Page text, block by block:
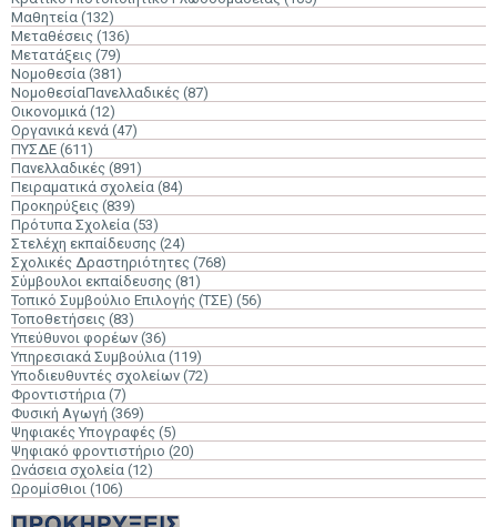
Μαθητεία (132)
Μεταθέσεις (136)
Μετατάξεις (79)
Νομοθεσία (381)
ΝομοθεσίαΠανελλαδικές (87)
Οικονομικά (12)
Οργανικά κενά (47)
ΠΥΣΔΕ (611)
Πανελλαδικές (891)
Πειραματικά σχολεία (84)
Προκηρύξεις (839)
Πρότυπα Σχολεία (53)
Στελέχη εκπαίδευσης (24)
Σχολικές Δραστηριότητες (768)
Σύμβουλοι εκπαίδευσης (81)
Τοπικό Συμβούλιο Επιλογής (ΤΣΕ) (56)
Τοποθετήσεις (83)
Υπεύθυνοι φορέων (36)
Υπηρεσιακά Συμβούλια (119)
Υποδιευθυντές σχολείων (72)
Φροντιστήρια (7)
Φυσική Αγωγή (369)
Ψηφιακές Υπογραφές (5)
Ψηφιακό φροντιστήριο (20)
Ωνάσεια σχολεία (12)
Ωρομίσθιοι (106)